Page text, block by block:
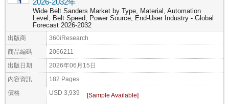
Wide Belt Sanders Market by Type, Material, Automation
Level, Belt Speed, Power Source, End-User Industry - Global
Forecast 2026-2032
出版商 360iResearch
商品編碼 2066211
出版日期 2026年06月15日
內容資訊 182 Pages
價格 USD 3,939